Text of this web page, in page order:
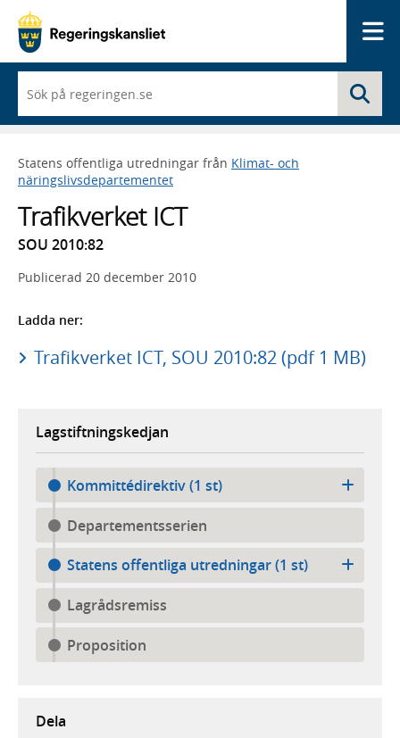
du
börjar
skriva
framträder
en
med
sökförslag
Statens offentliga utredningar från Klimat- och
näringslivsdepartementet
Trafikverket ICT
SOU 2010:82
Publicerad 20 december 2010
Ladda ner:
Trafikverket ICT, SOU 2010:82 (pdf 1 MB)
Lagstiftningskedjan
Kommittédirektiv (1 st)
Departementsserien
Statens offentliga utredningar (1 st)
Lagrådsremiss
Proposition
Dela